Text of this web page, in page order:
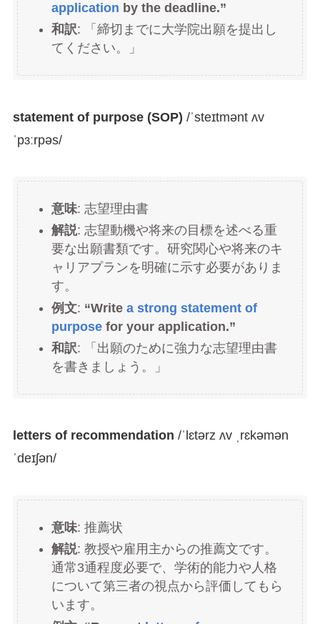
application by the deadline.”
和訳: 「締切までに大学院出願を提出し
てください。」
statement of purpose (SOP) /ˈsteɪtmənt ʌv
ˈpɜːrpəs/
意味: 志望理由書
解説: 志望動機や将来の目標を述べる重
要な出願書類です。研究関心や将来のキ
ャリアプランを明確に示す必要がありま
す。
例文: “Write a strong statement of
purpose for your application.”
和訳: 「出願のために強力な志望理由書
を書きましょう。」
letters of recommendation /ˈlɛtərz ʌv ˌrɛkəmən
ˈdeɪʃən/
意味: 推薦状
解説: 教授や雇用主からの推薦文です。
通常3通程度必要で、学術的能力や人格
について第三者の視点から評価してもら
います。